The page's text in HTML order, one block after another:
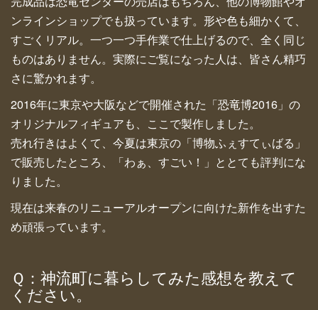
ンラインショップでも扱っています。形や色も細かくて、
すごくリアル。一つ一つ手作業で仕上げるので、全く同じ
ものはありません。実際にご覧になった人は、皆さん精巧
さに驚かれます。
2016年に東京や大阪などで開催された「恐竜博2016」の
オリジナルフィギュアも、ここで製作しました。
売れ行きはよくて、今夏は東京の「博物ふぇすてぃばる」
で販売したところ、「わぁ、すごい！」ととても評判にな
りました。
現在は来春のリニューアルオープンに向けた新作を出すた
め頑張っています。
Ｑ：神流町に暮らしてみた感想を教えて
ください。